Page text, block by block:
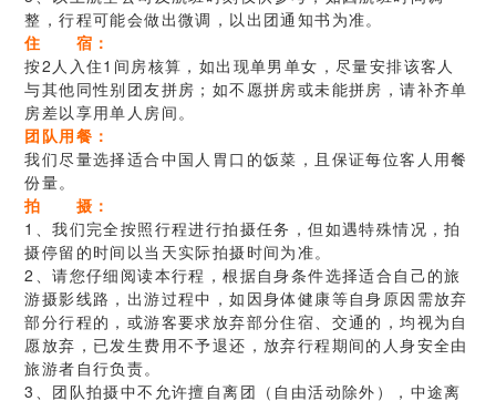
整，行程可能会做出微调，以出团通知书为准。
住 宿：
按2人入住1间房核算，如出现单男单女，尽量安排该客人
与其他同性别团友拼房；如不愿拼房或未能拼房，请补齐单
房差以享用单人房间。
团队用餐：
我们尽量选择适合中国人胃口的饭菜，且保证每位客人用餐
份量。
拍 摄：
1、我们完全按照行程进行拍摄任务，但如遇特殊情况，拍
摄停留的时间以当天实际拍摄时间为准。
2、请您仔细阅读本行程，根据自身条件选择适合自己的旅
游摄影线路，出游过程中，如因身体健康等自身原因需放弃
部分行程的，或游客要求放弃部分住宿、交通的，均视为自
愿放弃，已发生费用不予退还，放弃行程期间的人身安全由
旅游者自行负责。
3、团队拍摄中不允许擅自离团（自由活动除外），中途离